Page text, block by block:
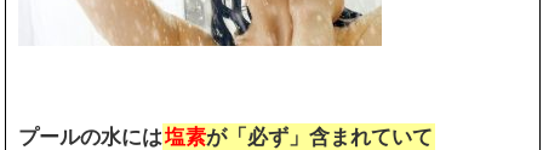
プールの水には塩素が「必ず」含まれていて